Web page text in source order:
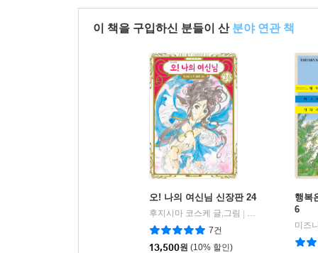
이 책을 구입하신 분들이 산 분야 연관 책
오! 나의 여신님 신장판 24
후지시마 코스케 글,그림
대원
7건
13,500원 (10% 할인)
행복
6